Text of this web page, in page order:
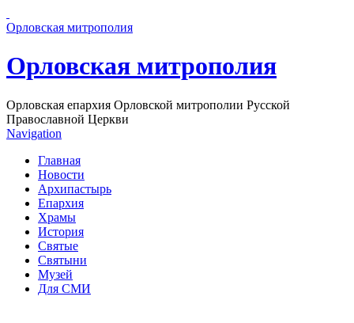
Орловская митрополия
Орловская митрополия
Орловская епархия Орловской митрополии Русской
Православной Церкви
Navigation
Главная
Новости
Архипастырь
Епархия
Храмы
История
Святые
Святыни
Музей
Для СМИ